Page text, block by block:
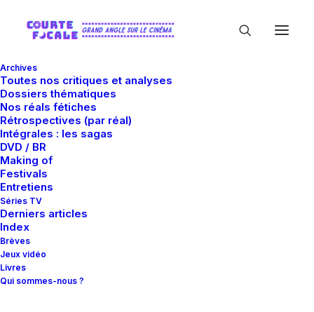
Archives
Toutes nos critiques et analyses
Dossiers thématiques
Nos réals fétiches
Rétrospectives (par réal)
Intégrales : les sagas
DVD / BR
Making of
Festivals
Entretiens
Séries TV
Derniers articles
Index
Brèves
Jeux vidéo
Livres
Qui sommes-nous ?
InCritiques